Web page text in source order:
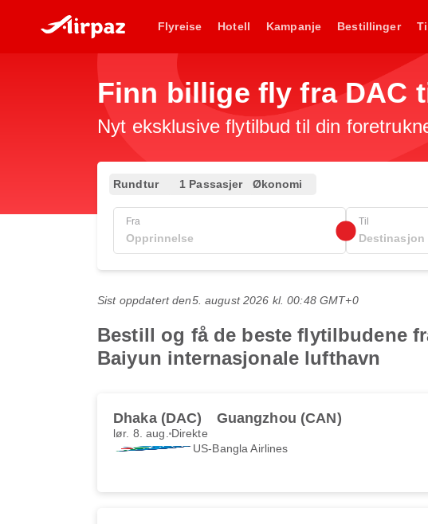
Flyreise Hotell Kampanje Bestillinger
Finn billige fly fra DAC
Nyt eksklusive flytilbud til din
Rundtur 1 Passasjer Økonomi
Fra Til
Sist oppdatert den5. august 2026 kl. 00:48 GMT+0
Bestill og få de beste flytilbudene
Baiyun internasjonale lufthavn
Dhaka (DAC) Guangzhou (CAN)
lør. 8. aug. Direkte
US-Bangla Airlines